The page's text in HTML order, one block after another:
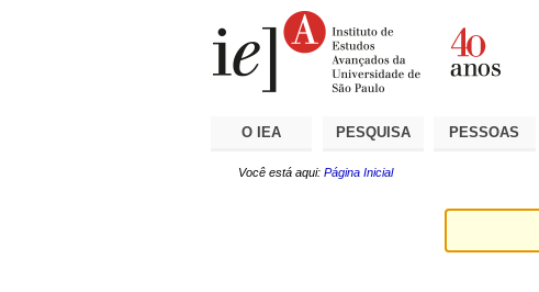
O IEA PESQUISA PESSOAS
Você está aqui: Página Inicial